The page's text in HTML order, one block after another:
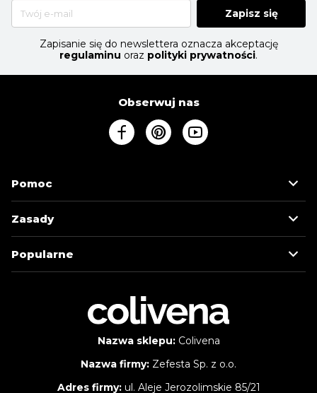
Zapisz się
Zapisanie się do newslettera oznacza akceptację
regulaminu oraz polityki prywatności.
Obserwuj nas
Pomoc
Zasady
Popularne
Nazwa sklepu:Colivena
Nazwa firmy: Zefesta Sp. z o.o.
Adres firmy:ul. Aleje Jerozolimskie 85/21